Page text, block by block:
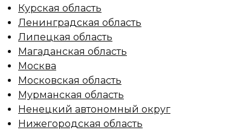
Курская область
Ленинградская область
Липецкая область
Магаданская область
Москва
Московская область
Мурманская область
Ненецкий автономный округ
Нижегородская область